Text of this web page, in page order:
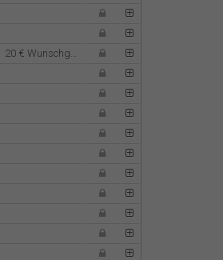
20 € Wunschgutschein